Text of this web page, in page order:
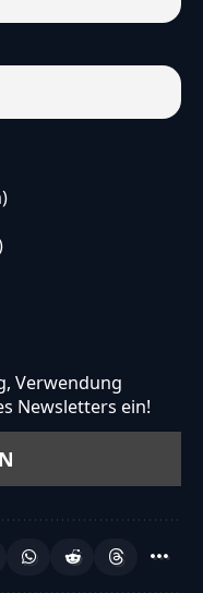
Verwendung
Newsletters ein!